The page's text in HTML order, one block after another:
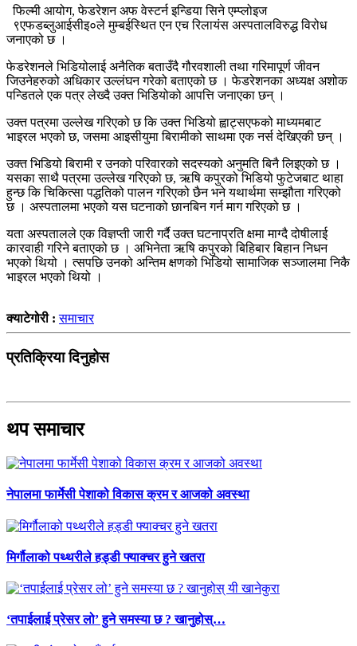
फिल्मी आयोग, फेडरेशन अफ वेस्टर्न इन्डिया सिने एम्प्लोइज
९एफडब्लुआईसीइ०ले मुम्बईस्थित एन एच रिलायंस अस्पतालविरुद्ध विरोध
जनाएको छ ।
फेडरेशनले भिडियोलाई अनैतिक बताउँदै गौरवशाली तथा गरिमापूर्ण जीवन
जिउनेहरुको अधिकार उल्लंघन गरेको बताएको छ । फेडरेशनका अध्यक्ष अशोक
पन्डितले एक पत्र लेख्दै उक्त भिडियोको आपत्ति जनाएका छन् ।
उक्त पत्रमा उल्लेख गरिएको छ कि उक्त भिडियो ह्वाट्सएफको माध्यमबाट
भाइरल भएको छ, जसमा आइसीयुमा बिरामीको साथमा एक नर्स देखिएकी छन् ।
उक्त भिडियो बिरामी र उनको परिवारको सदस्यको अनुमति बिनै लिइएको छ ।
यसका साथै पत्रमा उल्लेख गरिएको छ, ऋषि कपुरको भिडियो फुटेजबाट थाहा
हुन्छ कि चिकित्सा पद्धतिको पालन गरिएको छैन भने यथार्थमा सम्झौता गरिएको
छ । अस्पतालमा भएको यस घटनाको छानबिन गर्न माग गरिएको छ ।
यता अस्पतालले एक विज्ञप्ती जारी गर्दै उक्त घटनाप्रति क्षमा माग्दै दोषीलाई
कारवाही गरिने बताएको छ । अभिनेता ऋषि कपुरको बिहिबार बिहान निधन
भएको थियो । त्सपछि उनको अन्तिम क्षणको भिडियो सामाजिक सञ्जालमा निकै
भाइरल भएको थियो ।
क्याटेगोरी :समाचार
प्रतिक्रिया दिनुहोस
थप समाचार
नेपालमा फार्मेसी पेशाको विकास क्रम र आजको अवस्था
मिर्गौलाको पथ्थरीले हड्डी फ्याक्चर हुने खतरा
‘तपाईलाई प्रेसर लो’ हुने समस्या छ ? खानुहोस्…